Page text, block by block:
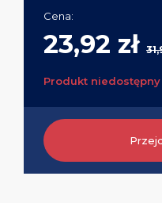
Cena:
23,92 zł
Produkt niedostępny